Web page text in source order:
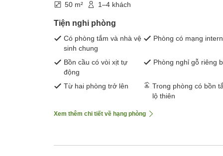
50 m² 1–4 khách
Tiện nghi phòng
Có phòng tắm và nhà vệ
sinh chung
Phòng có mạng
Bồn cầu có vòi xịt tự
động
Phòng nghỉ gỗ riêng
Từ hai phòng trở lên
Trong phòng có bồn
lộ thiên
Xem thêm chi tiết về hạng phòng